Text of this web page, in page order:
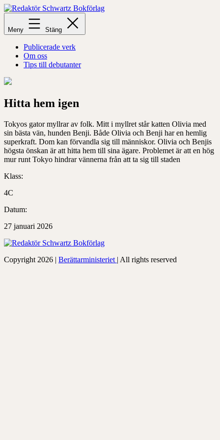
Hoppa
till
innehåll
Redaktör
Schwartz
Bokförlag
Meny Stäng
Publicerade verk
Om oss
Tips till debutanter
Hitta hem igen
Tokyos gator myllrar av folk. Mitt i myllret står katten Olivia med
sin bästa vän, hunden Benji. Både Olivia och Benji har en hemlig
superkraft. Dom kan förvandla sig till människor. Olivia och Benjis
högsta önskan är att hitta hem till sina ägare. Problemet är att en hög
mur runt Tokyo hindrar vännerna från att ta sig till staden
Klass:
4C
Datum:
27 januari 2026
Copyright 2026 | Berättarministeriet | All rights reserved